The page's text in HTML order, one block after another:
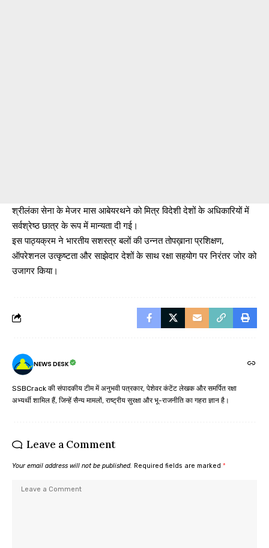
श्रीलंका सेना के मेजर मास आबेयरथने को मित्र विदेशी देशों के अधिकारियों में
सर्वश्रेष्ठ छात्र के रूप में मान्यता दी गई।
इस पाठ्यक्रम ने भारतीय सशस्त्र बलों की उन्नत तोपख़ाना प्रशिक्षण,
ऑपरेशनल उत्कृष्टता और साझेदार देशों के साथ रक्षा सहयोग पर निरंतर जोर को
उजागर किया।
NEWS DESK
SSBCrack की संपादकीय टीम में अनुभवी पत्रकार, पेशेवर कंटेंट लेखक और समर्पित रक्षा
अभ्यर्थी शामिल हैं, जिन्हें सैन्य मामलों, राष्ट्रीय सुरक्षा और भू-राजनीति का गहरा ज्ञान है।
Leave a Comment
Your email address will not be published. Required fields are marked *